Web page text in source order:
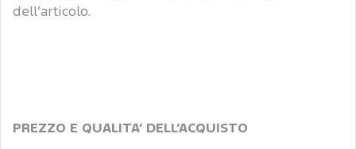
dell’articolo.
PREZZO E QUALITA’ DELL’ACQUISTO